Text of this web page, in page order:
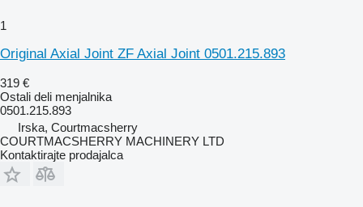
1
Original Axial Joint ZF Axial Joint 0501.215.893
319 €
Ostali deli menjalnika
0501.215.893
Irska, Courtmacsherry
COURTMACSHERRY MACHINERY LTD
Kontaktirajte prodajalca